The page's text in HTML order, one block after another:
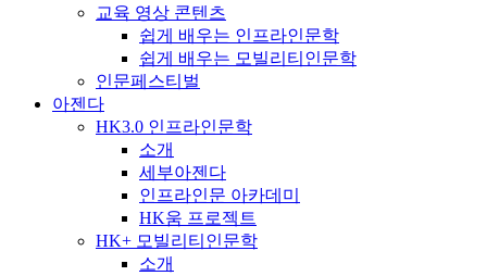
교육 영상 콘텐츠
쉽게 배우는 인프라인문학
쉽게 배우는 모빌리티인문학
인문페스티벌
아젠다
HK3.0 인프라인문학
소개
세부아젠다
인프라인문 아카데미
HK움 프로젝트
HK+ 모빌리티인문학
소개